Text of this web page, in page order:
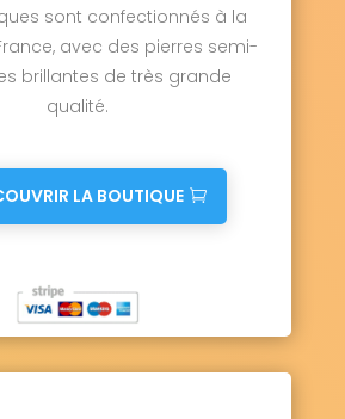
sont confectionnés à la
avec des pierres semi-
brillantes de très grande
qualité.
LA BOUTIQUE